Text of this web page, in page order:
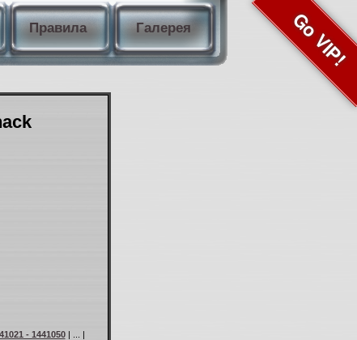
Правила Галерея Go VIP!
- 1441050| ... |